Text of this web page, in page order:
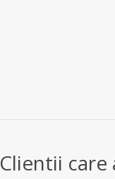
Clientii